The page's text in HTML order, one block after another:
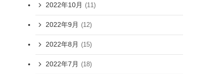
2022年10月 (11)
2022年9月 (12)
2022年8月 (15)
2022年7月 (18)